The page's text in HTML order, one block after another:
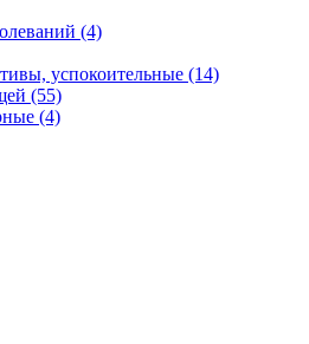
(4)
успокоительные (14)
(55)
(4)